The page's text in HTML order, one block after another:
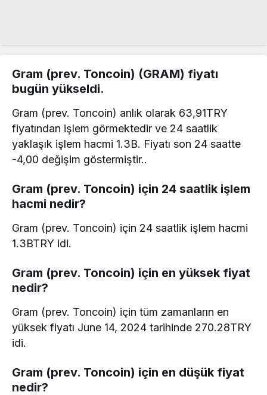
Gram (prev. Toncoin) (GRAM) fiyatı
bugün yükseldi.
Gram (prev. Toncoin) anlık olarak 63,91TRY
fiyatından işlem görmektedir ve 24 saatlik
yaklaşık işlem hacmi 1.3B. Fiyatı son 24 saatte
-4,00 değişim göstermiştir..
Gram (prev. Toncoin) için 24 saatlik işlem
hacmi nedir?
Gram (prev. Toncoin) için 24 saatlik işlem hacmi
1.3BTRY idi.
Gram (prev. Toncoin) için en yüksek fiyat
nedir?
Gram (prev. Toncoin) için tüm zamanların en
yüksek fiyatı June 14, 2024 tarihinde 270.28TRY
idi.
Gram (prev. Toncoin) için en düşük fiyat
nedir?